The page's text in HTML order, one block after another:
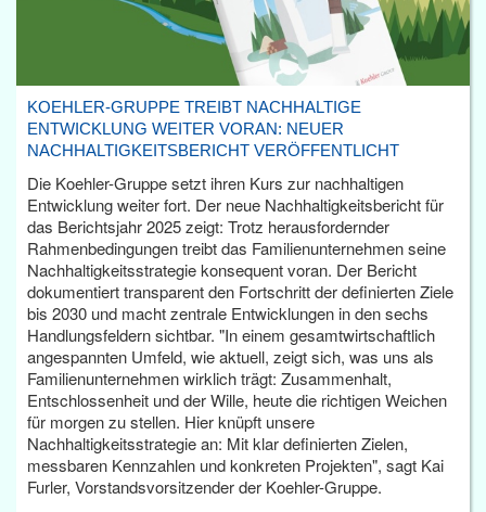
KOEHLER-GRUPPE TREIBT NACHHALTIGE
ENTWICKLUNG WEITER VORAN: NEUER
NACHHALTIGKEITSBERICHT VERÖFFENTLICHT
Die Koehler-Gruppe setzt ihren Kurs zur nachhaltigen
Entwicklung weiter fort. Der neue Nachhaltigkeitsbericht für
das Berichtsjahr 2025 zeigt: Trotz herausfordernder
Rahmenbedingungen treibt das Familienunternehmen seine
Nachhaltigkeitsstrategie konsequent voran. Der Bericht
dokumentiert transparent den Fortschritt der definierten Ziele
bis 2030 und macht zentrale Entwicklungen in den sechs
Handlungsfeldern sichtbar. "In einem gesamtwirtschaftlich
angespannten Umfeld, wie aktuell, zeigt sich, was uns als
Familienunternehmen wirklich trägt: Zusammenhalt,
Entschlossenheit und der Wille, heute die richtigen Weichen
für morgen zu stellen. Hier knüpft unsere
Nachhaltigkeitsstrategie an: Mit klar definierten Zielen,
messbaren Kennzahlen und konkreten Projekten", sagt Kai
Furler, Vorstandsvorsitzender der Koehler-Gruppe.